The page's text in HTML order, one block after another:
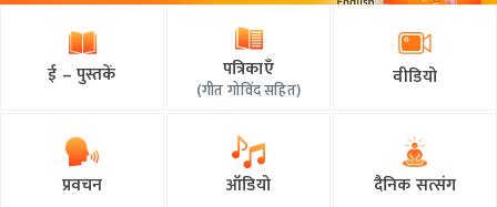
ई – पुस्तकें पत्रिकाएँ
(गीत गोविंद सहित) वीडियो
प्रवचन ऑडियो दैनिक सत्संग